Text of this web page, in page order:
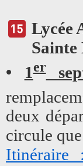
Lycée
• 1er
deux
circule
Itinéraire :